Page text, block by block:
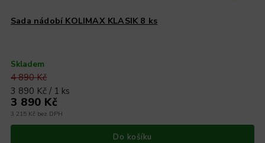
Sada nádobí KOLIMAX KLASIK 8 ks
Skladem
3 215 Kč bez DPH
4 890 Kč
3 890 Kč
3 890 Kč / 1 ks
Do košíku